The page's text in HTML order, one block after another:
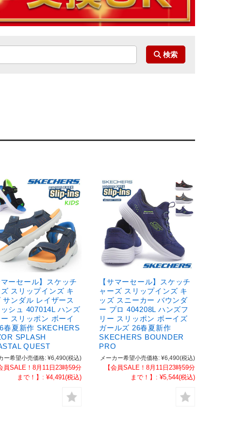
マーセール】スケッチ
スリップインズ キ
サンダル レイザース
シュ 407014L ハンズ
スリッポン ボーイ
春夏新作 SKECHERS
SPLASH
QUEST
ー希望小売価格: ¥6,490(税込)
員SALE！8月11日23時59分
まで！】: ¥4,491(税込)
【サマーセール】スケッチ
ャーズ スリップインズ キ
ッズ スニーカー バウンダ
ー プロ 404208L ハンズフ
リー スリッポン ボーイズ
ガールズ 26春夏新作
SKECHERS BOUNDER
PRO
メーカー希望小売価格: ¥6,490(税込)
【会員SALE！8月11日23時59分
まで！】: ¥5,544(税込)